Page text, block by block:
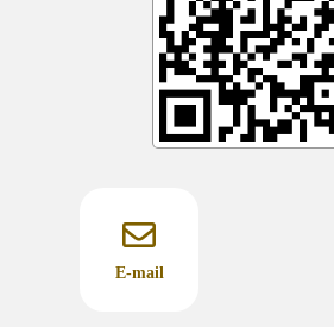
E-mail